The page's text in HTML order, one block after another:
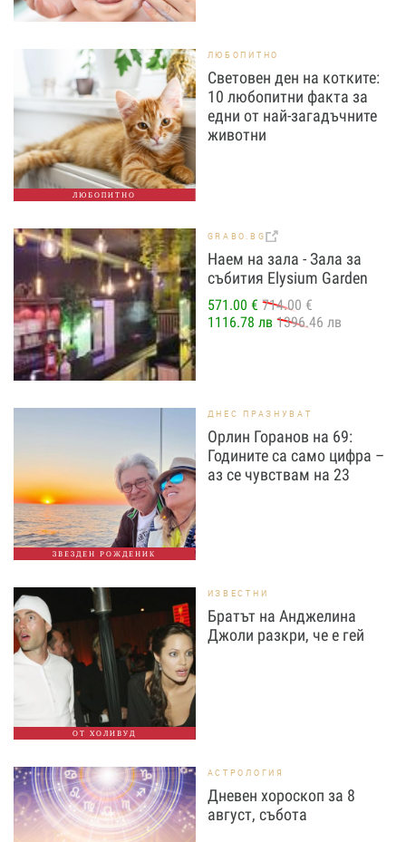
ЛЮБОПИТНО
ЛЮБОПИТНО
Световен ден на котките:
10 любопитни факта за
едни от най-загадъчните
животни
GRABO.BG
Наем на зала - Зала за
събития Elysium Garden
571.00 € 714.00 €
1116.78 лв 1396.46 лв
ЗВЕЗДЕН РОЖДЕНИК
ДНЕС ПРАЗНУВАТ
Орлин Горанов на 69:
Годините са само цифра –
аз се чувствам на 23
ОТ ХОЛИВУД
ИЗВЕСТНИ
Братът на Анджелина
Джоли разкри, че е гей
АСТРОЛОГИЯ
Дневен хороскоп за 8
август, събота